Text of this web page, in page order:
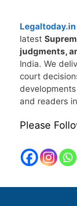
Legaltoday.in
latest
judgments,
India. We
court
and readers
Please